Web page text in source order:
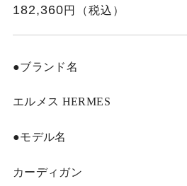
182,360
●ブランド名
エルメス HERMES
●モデル名
カーディガン